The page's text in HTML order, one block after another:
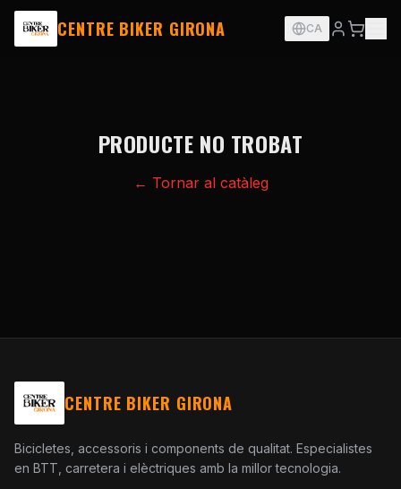
CENTRE BIKER GIRONA CA
PRODUCTE NO TROBAT
← Tornar al catàleg
CENTRE BIKER GIRONA
Bicicletes, accessoris i components de qualitat. Especialistes
en BTT, carretera i elèctriques amb la millor tecnologia.